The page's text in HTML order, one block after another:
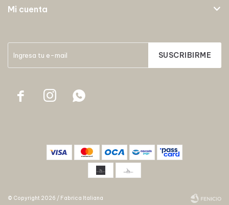
SUSCRIBIRME
  
Mi cuenta
© Copyright 2026 / Fabrica Italiana